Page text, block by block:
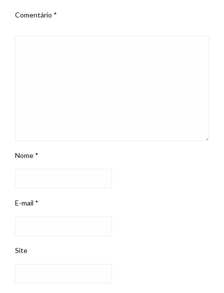
Comentário *
Nome *
E-mail *
Site